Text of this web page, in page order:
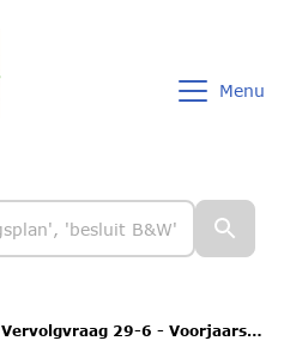
Menu
Vervolgvraag 29-6 - Voorjaarsnota 2026 en jaarstukken 2025